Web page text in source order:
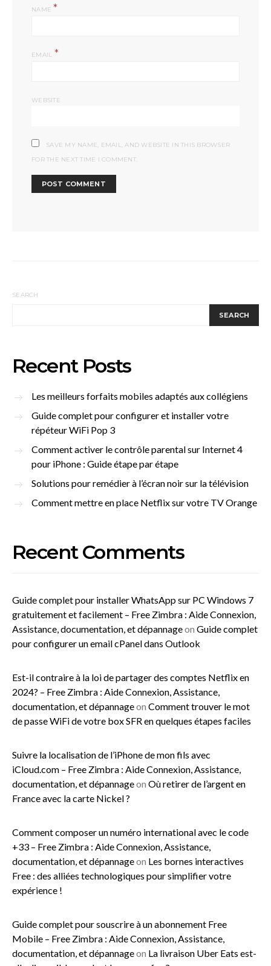
NAME *
EMAIL *
WEBSITE
SAVE MY NAME, EMAIL, AND WEBSITE IN THIS BROWSER
FOR THE NEXT TIME I COMMENT.
SEARCH
SEARCH
Recent Posts
Les meilleurs forfaits mobiles adaptés aux collégiens
Guide complet pour configurer et installer votre
répéteur WiFi Pop 3
Comment activer le contrôle parental sur Internet 4
pour iPhone : Guide étape par étape
Solutions pour remédier à l’écran noir sur la télévision
Comment mettre en place Netflix sur votre TV Orange
Recent Comments
Guide complet pour installer WhatsApp sur PC Windows 7
gratuitement et facilement – Free Zimbra : Aide Connexion,
Assistance, documentation, et dépannageon Guide complet
pour configurer un email cPanel dans Outlook
Est-il contraire à la loi de partager des comptes Netflix en
2024? – Free Zimbra : Aide Connexion, Assistance,
documentation, et dépannageon Comment trouver le mot
de passe WiFi de votre box SFR en quelques étapes faciles
Suivre la localisation de l’iPhone de mon fils avec
iCloud.com – Free Zimbra : Aide Connexion, Assistance,
documentation, et dépannageon Où retirer de l’argent en
France avec la carte Nickel ?
Comment composer un numéro international avec le code
+33 – Free Zimbra : Aide Connexion, Assistance,
documentation, et dépannageon Les bornes interactives
Free : des alliées technologiques pour simplifier votre
expérience !
Guide complet pour souscrire à un abonnement Free
Mobile – Free Zimbra : Aide Connexion, Assistance,
documentation, et dépannageon La livraison Uber Eats est-